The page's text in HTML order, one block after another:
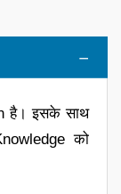
है। इसके साथ
को